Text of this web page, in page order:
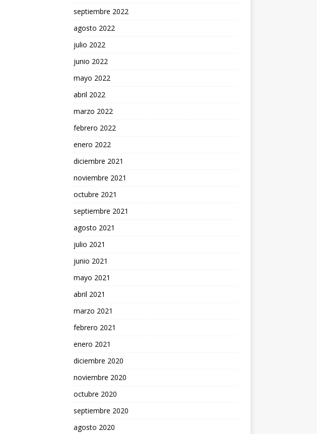
septiembre 2022
agosto 2022
julio 2022
junio 2022
mayo 2022
abril 2022
marzo 2022
febrero 2022
enero 2022
diciembre 2021
noviembre 2021
octubre 2021
septiembre 2021
agosto 2021
julio 2021
junio 2021
mayo 2021
abril 2021
marzo 2021
febrero 2021
enero 2021
diciembre 2020
noviembre 2020
octubre 2020
septiembre 2020
agosto 2020